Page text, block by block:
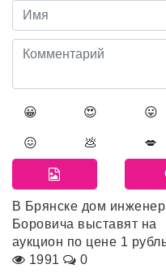
😀 😍 😛
😖 💩 💋
В Брянске дом
Боровича выставят на
аукцион по цене 1
1991
0